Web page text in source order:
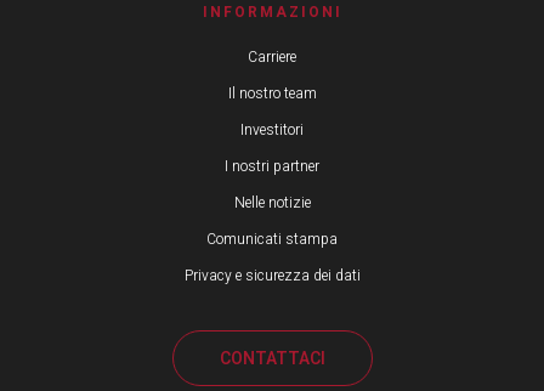
INFORMAZIONI
Carriere
Il nostro team
Investitori
I nostri partner
Nelle notizie
Comunicati stampa
Privacy e sicurezza dei dati
CONTATTACI